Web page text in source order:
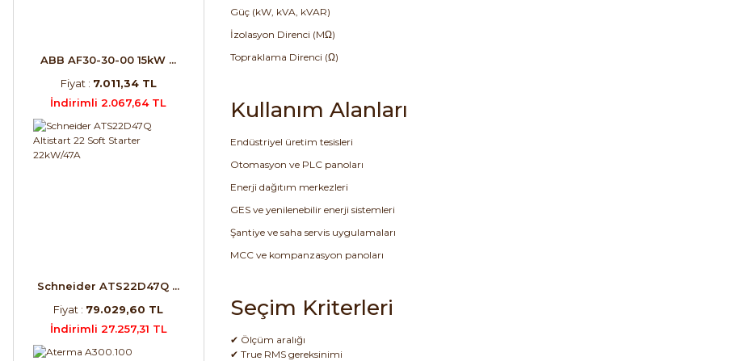
ABB AF30-30-00 15kW ...
Fiyat : 7.011,34 TL
İndirimli 2.067,64 TL
Schneider ATS22D47Q ...
Fiyat : 79.029,60 TL
İndirimli 27.257,31 TL
Güç (kW, kVA, kVAR)
İzolasyon Direnci (MΩ)
Topraklama Direnci (Ω)
Kullanım Alanları
Endüstriyel üretim tesisleri
Otomasyon ve PLC panoları
Enerji dağıtım merkezleri
GES ve yenilenebilir enerji sistemleri
Şantiye ve saha servis uygulamaları
MCC ve kompanzasyon panoları
Seçim Kriterleri
✔ Ölçüm aralığı
✔ True RMS gereksinimi